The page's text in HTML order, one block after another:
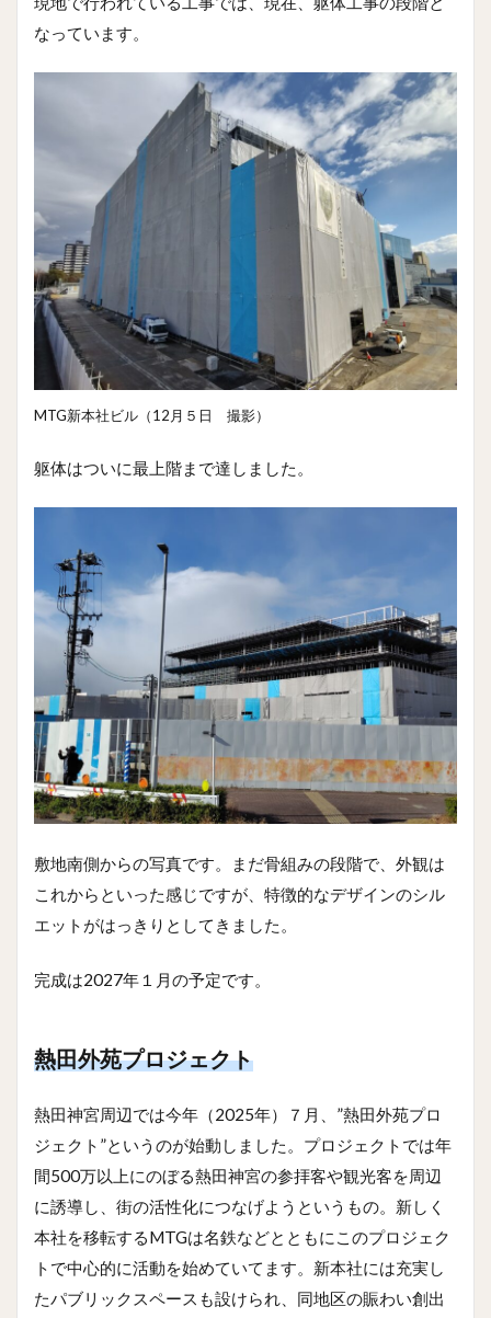
なっています。
MTG新本社ビル（12月５日 撮影）
躯体はついに最上階まで達しました。
敷地南側からの写真です。まだ骨組みの段階で、外観は
これからといった感じですが、特徴的なデザインのシル
エットがはっきりとしてきました。
完成は2027年１月の予定です。
熱田外苑プロジェクト
熱田神宮周辺では今年（2025年）７月、”熱田外苑プロ
ジェクト”というのが始動しました。プロジェクトでは年
間500万以上にのぼる熱田神宮の参拝客や観光客を周辺
に誘導し、街の活性化につなげようというもの。新しく
本社を移転するMTGは名鉄などとともにこのプロジェク
トで中心的に活動を始めていてます。新本社には充実し
たパブリックスペースも設けられ、同地区の賑わい創出